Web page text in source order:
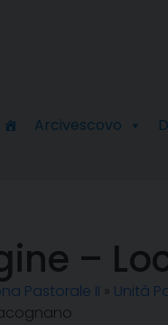
Arcivescovo
–
Pastorale II » Unità